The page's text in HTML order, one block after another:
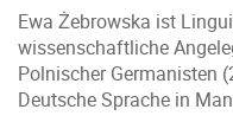
Ewa Żebrowska ist
wissenschaftliche
Polnischer Germanisten
Deutsche Sprache in